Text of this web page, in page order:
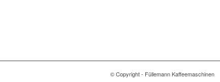
© Copyright - Füllemann Kaffeemaschinen